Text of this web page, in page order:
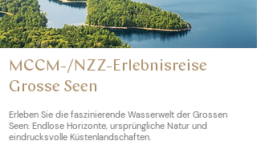
MCCM-/NZZ-Erlebnisreise
Grosse Seen
Erleben Sie die faszinierende Wasserwelt der Grossen
Seen: Endlose Horizonte, ursprüngliche Natur und
eindrucksvolle Küstenlandschaften.